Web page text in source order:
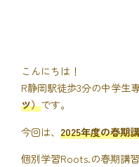
こんにちは！
R静岡駅徒歩3分の中学生
ツ）です。
今回は、 2025年度の春期
個別学習Roots.の春期講習